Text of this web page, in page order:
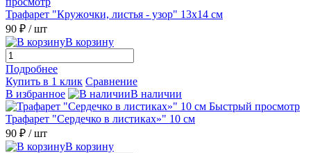
Трафарет "Кружочки, листья - узор" 13х14 см
90 ₽ / шт
В корзину
Подробнее
Купить в 1 клик Сравнение
В избранное
В наличии
Быстрый просмотр
Трафарет "Сердечко в листиках»" 10 см
90 ₽ / шт
В корзину